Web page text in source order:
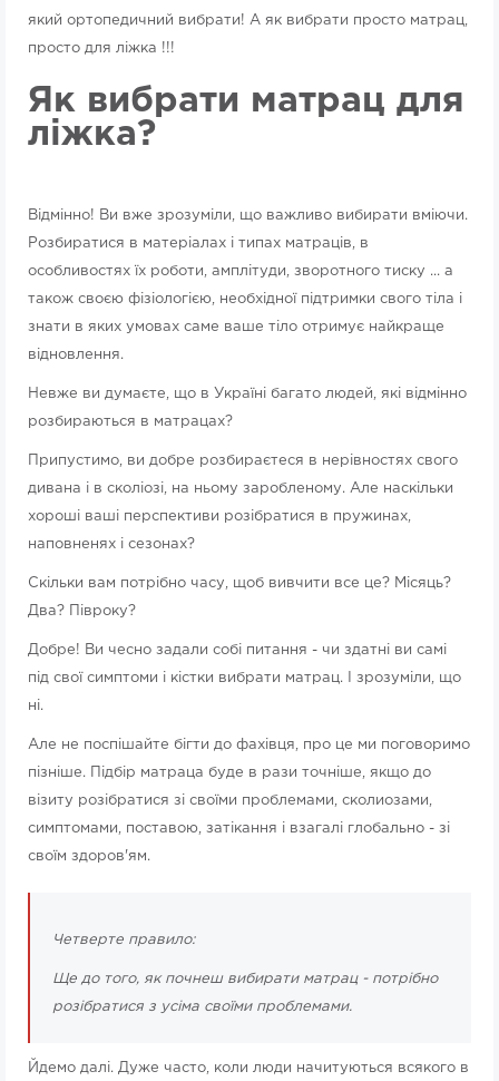
який ортопедичний вибрати! А як вибрати просто матрац,
просто для ліжка !!!
Як вибрати матрац для
ліжка?
Відмінно! Ви вже зрозуміли, що важливо вибирати вміючи.
Розбиратися в матеріалах і типах матраців, в
особливостях їх роботи, амплітуди, зворотного тиску ... а
також своєю фізіологією, необхідної підтримки свого тіла і
знати в яких умовах саме ваше тіло отримує найкраще
відновлення.
Невже ви думаєте, що в Україні багато людей, які відмінно
розбираються в матрацах?
Припустимо, ви добре розбираєтеся в нерівностях свого
дивана і в сколіозі, на ньому заробленому. Але наскільки
хороші ваші перспективи розібратися в пружинах,
наповненях і сезонах?
Скільки вам потрібно часу, щоб вивчити все це? Місяць?
Два? Півроку?
Добре! Ви чесно задали собі питання - чи здатні ви самі
під свої симптоми і кістки вибрати матрац. І зрозуміли, що
ні.
Але не поспішайте бігти до фахівця, про це ми поговоримо
пізніше. Підбір матраца буде в рази точніше, якщо до
візиту розібратися зі своїми проблемами, сколиозами,
симптомами, поставою, затікання і взагалі глобально - зі
своїм здоров'ям.
Четверте правило:
Ще до того, як почнеш вибирати матрац - потрібно
розібратися з усіма своїми проблемами.
Йдемо далі. Дуже часто, коли люди начитуються всякого в